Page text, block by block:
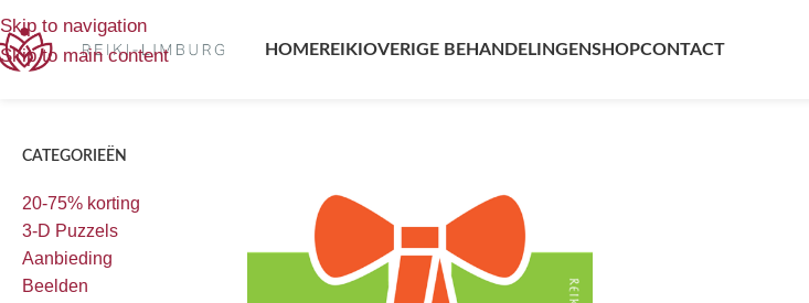
Skip to navigation
Skip to main content
HOMEREIKI OVERIGE BEHANDELINGENSHOPCONTACT
CATEGORIEËN
20-75% korting
3-D Puzzels
Aanbieding
Beelden